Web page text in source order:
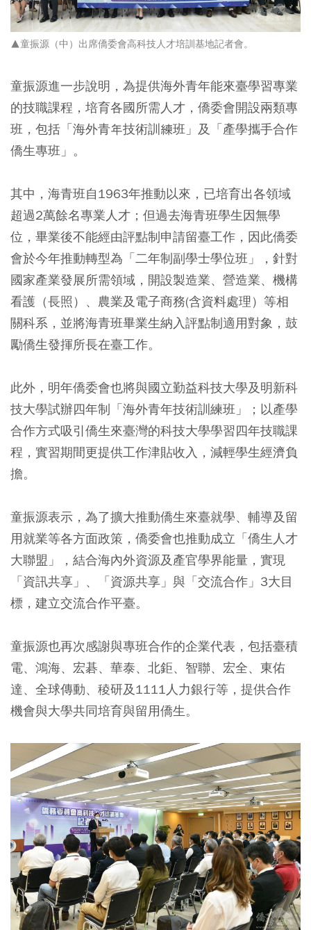
▲童振源（中）出席僑委會高科技人才培訓基地記者會。
童振源進一步說明，為提供海外青年能來臺學習專業
的技職課程，培育各國所需人才，僑委會開設兩類專
班，包括「海外青年技術訓練班」及「產學攜手合作
僑生專班」。
其中，海青班自1963年推動以來，已培育出各領域
超過2萬餘名專業人才；但過去海青班學生因無學
位，畢業後不能經由評點制申請留臺工作，因此僑委
會於今年推動轉型為「二年制副學士學位班」，針對
國家產業發展所需領域，開設製造業、營造業、機構
看護（長照）、農業及電子商務(含資料處理）等相
關科系，並將海青班畢業生納入評點制適用對象，鼓
勵僑生發揮所長在臺工作。
此外，明年僑委會也將與國立勤益科技大學及明新科
技大學試辦四年制「海外青年技術訓練班」；以產學
合作方式吸引僑生來臺灣的科技大學學習四年技職課
程，實習期間更提供工作津貼收入，減輕學生經濟負
擔。
童振源表示，為了擴大推動僑生來臺就學、輔導及留
用就業等各方面政策，僑委會也推動成立「僑生人才
大聯盟」，結合海內外資源及產官學界能量，實現
「資訊共享」、「資源共享」與「交流合作」3大目
標，建立交流合作平臺。
童振源也再次感謝與專班合作的企業代表，包括臺積
電、鴻海、宏碁、華泰、北鉅、智聯、宏全、東佑
達、全球傳動、稜研及1111人力銀行等，提供合作
機會與大學共同培育與留用僑生。